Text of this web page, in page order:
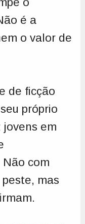
é a
o valor de
de ficção
próprio
jovens em
com
mas